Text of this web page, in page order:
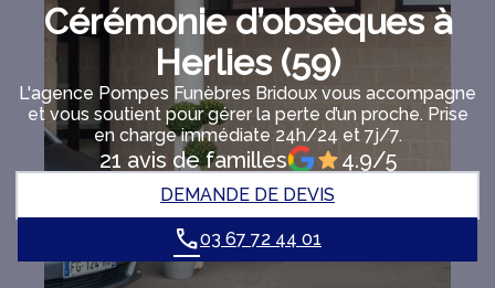
Cérémonie d’obsèques à
Herlies (59)
L'agence Pompes Funèbres Bridoux vous accompagne
et vous soutient pour gérer la perte d’un proche. Prise
en charge immédiate 24h/24 et 7j/7.
21 avis de familles 4.9/5
DEMANDE DE DEVIS
03 67 72 44 01